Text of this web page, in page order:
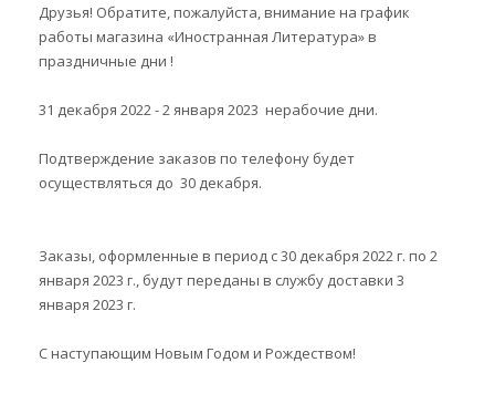
Друзья! Обратите, пожалуйста, внимание на график
работы магазина «Иностранная Литература» в
праздничные дни !
31 декабря 2022 - 2 января 2023 нерабочие дни.
Подтверждение заказов по телефону будет
осуществляться до 30 декабря.
Заказы, оформленные в период с 30 декабря 2022 г. по 2
января 2023 г., будут переданы в службу доставки 3
января 2023 г.
С наступающим Новым Годом и Рождеством!